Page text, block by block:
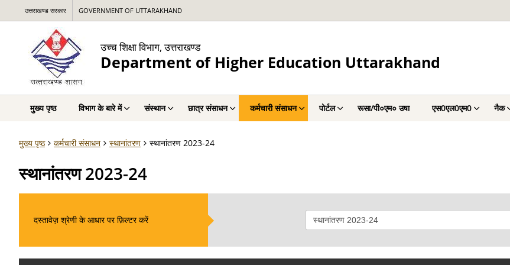
उत्तराखण्ड सरकार GOVERNMENT OF UTTARAKHAND
उच्च शिक्षा विभाग, उत्तराखण्ड
Department of Higher Education Uttarakhand
मुख्य पृष्ठ विभाग के बारे में संस्थान छात्र संसाधन कर्मचारी संसाधन पोर्टल रूसा/पी०एम० उषा एस0एल0एम0 नैक
मुख्य पृष्ठ कर्मचारी संसाधन स्थानांतरण स्थानांतरण 2023-24
स्थानांतरण 2023-24
दस्तावेज़ श्रेणी के आधार पर फ़िल्टर करें